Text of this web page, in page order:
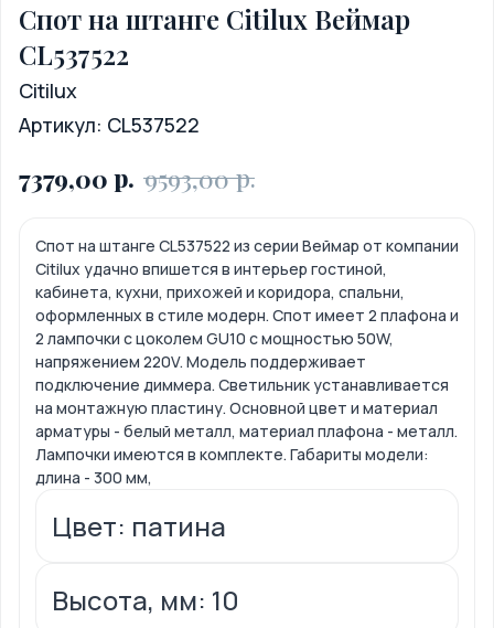
Спот на штанге Citilux Веймар
CL537522
Citilux
Артикул: CL537522
7379,00 р. 9593,00 р.
Спот на штанге CL537522 из серии Веймар от компании
Citilux удачно впишется в интерьер гостиной,
кабинета, кухни, прихожей и коридора, спальни,
оформленных в стиле модерн. Спот имеет 2 плафона и
2 лампочки с цоколем GU10 с мощностью 50W,
напряжением 220V. Модель поддерживает
подключение диммера. Светильник устанавливается
на монтажную пластину. Основной цвет и материал
арматуры - белый металл, материал плафона - металл.
Лампочки имеются в комплекте. Габариты модели:
длина - 300 мм,
Цвет: патина
Высота, мм: 10